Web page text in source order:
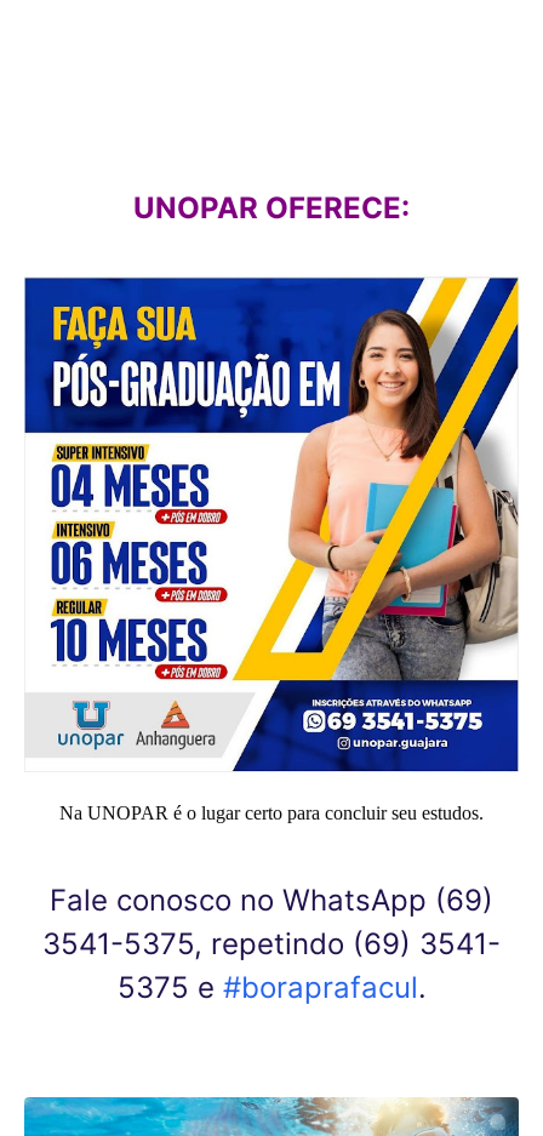
UNOPAR OFERECE:
Na UNOPAR é o lugar certo para concluir seu estudos.
Fale conosco no WhatsApp (69)
3541-5375, repetindo (69) 3541-
5375 e #boraprafacul.